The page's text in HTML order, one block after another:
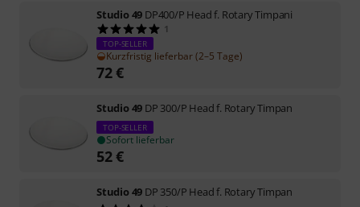
Studio 49 DP400/P Head f. Rotary Timpani
1
TOP-SELLER
Kurzfristig lieferbar (2–5 Tage)
72€
Studio 49 DP 300/P Head f. Rotary Timpan
TOP-SELLER
Sofort lieferbar
52€
Studio 49 DP 350/P Head f. Rotary Timpan